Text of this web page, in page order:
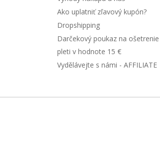
Ako uplatniť zľavový kupón?
Dropshipping
Darčekový poukaz na ošetrenie
pleti v hodnote 15 €
Vydělávejte s námi - AFFILIATE